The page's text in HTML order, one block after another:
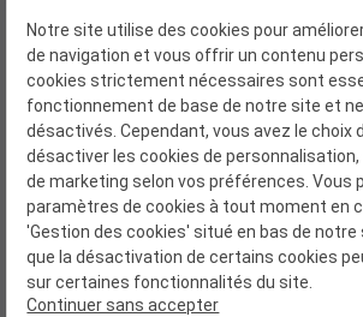
Siret : 52113004700017
Notre site utilise des cookies pour
de navigation et vous offrir un contenu
cookies strictement nécessaires sont
fonctionnement de base de notre site et
désactivés. Cependant, vous avez le choix
désactiver les cookies de
de marketing selon vos préférences. Vous
paramètres de cookies à tout moment en
'Gestion des cookies' situé en bas de
que la désactivation de certains cookies
sur certaines fonctionnalités du site.
Continuer sans accepter